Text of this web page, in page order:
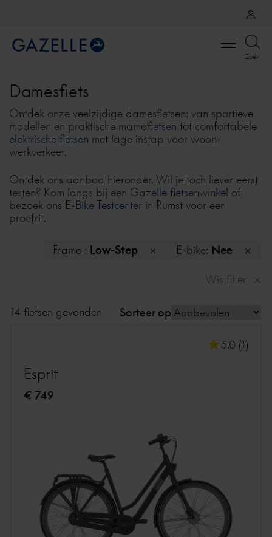
Open
Zoek
Damesfiets
Ontdek onze veelzijdige damesfietsen: van sportieve
modellen en praktische mamafietsen tot comfortabele
elektrische fietsen met lage instap voor woon-
werkverkeer.
Ontdek ons aanbod hieronder. Wil je toch liever eerst
testen? Kom langs bij een Gazelle fietsenwinkel of
bezoek ons E-Bike Testcenter in Rumst voor een
proefrit.
Frame : Low-Step E-bike: Nee
Wis filter
14 fietsen gevonden Sorteer op
5.0 (1)
Esprit
€ 749